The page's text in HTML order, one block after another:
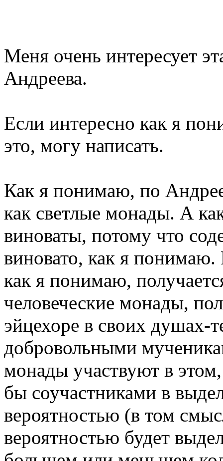
Меня очень интересует
Андреева.
Если интересно как я
это, могу написать.
Как я понимаю, по
как светлые монады. А
виноваты, потому что
виновато, как я
как я понимаю,
человеческие монады,
эйцехоре в своих душах-
добровольными
монады участвуют в
бы соучастниками в
вероятностью (в том
вероятностью будет